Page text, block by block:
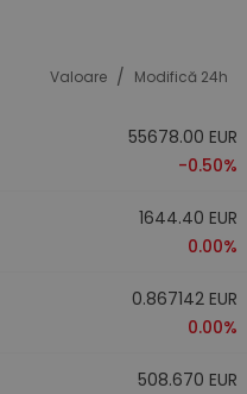
Valoare / Modifică 24h
55678.00 EUR
-0.50%
1644.40 EUR
0.00%
0.867142 EUR
0.00%
508.670 EUR